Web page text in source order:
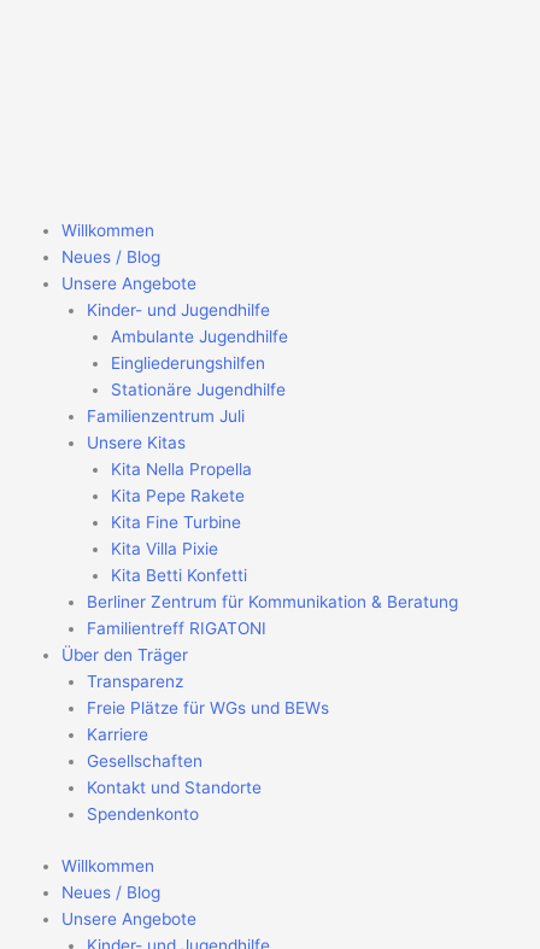
Willkommen
Neues / Blog
Unsere Angebote
Kinder- und Jugendhilfe
Ambulante Jugendhilfe
Eingliederungshilfen
Stationäre Jugendhilfe
Familienzentrum Juli
Unsere Kitas
Kita Nella Propella
Kita Pepe Rakete
Kita Fine Turbine
Kita Villa Pixie
Kita Betti Konfetti
Berliner Zentrum für Kommunikation & Beratung
Familientreff RIGATONI
Über den Träger
Transparenz
Freie Plätze für WGs und BEWs
Karriere
Gesellschaften
Kontakt und Standorte
Spendenkonto
Willkommen
Neues / Blog
Unsere Angebote
Kinder- und Jugendhilfe